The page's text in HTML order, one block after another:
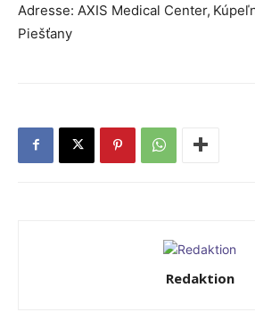
Adresse: AXIS Medical Center,
Piešťany
Redaktion